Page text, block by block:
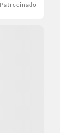
Patrocinado